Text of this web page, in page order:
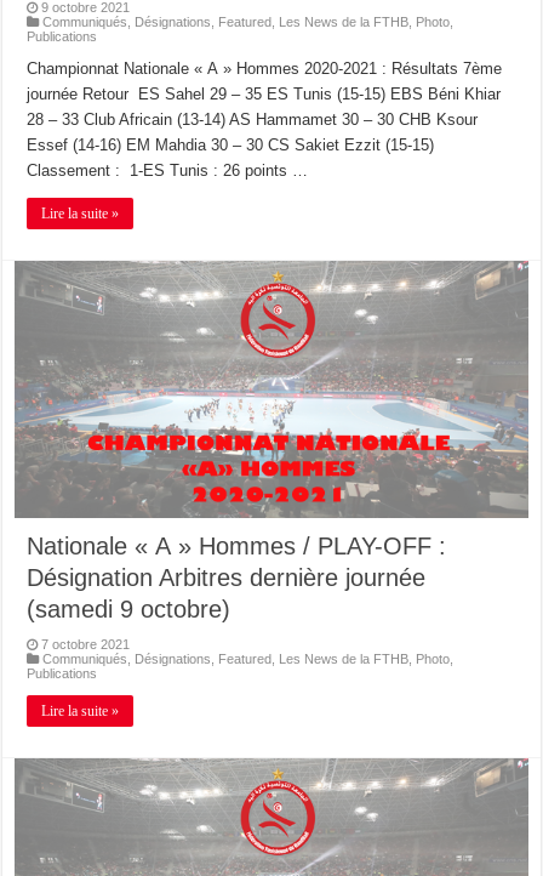
9 octobre 2021
Communiqués
Désignations Featured Les News de la FTHB Photo
Publications
Championnat Nationale « A » Hommes 2020-2021 : Résultats 7ème
journée Retour ES Sahel 29 – 35 ES Tunis (15-15) EBS Béni Khiar
28 – 33 Club Africain (13-14) AS Hammamet 30 – 30 CHB Ksour
Essef (14-16) EM Mahdia 30 – 30 CS Sakiet Ezzit (15-15)
Classement : 1-ES Tunis : 26 points …
Lire la suite »
Nationale « A » Hommes / PLAY-OFF :
Désignation Arbitres dernière journée
(samedi 9 octobre)
7 octobre 2021
Communiqués
Désignations Featured Les News de la FTHB Photo
Publications
Lire la suite »